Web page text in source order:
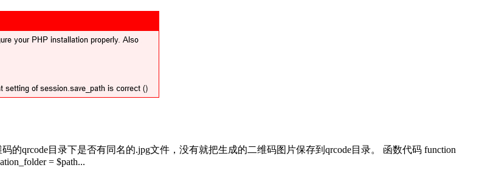
qrcode目录下是否有同名的.jpg文件，没有就把生成的二维码图片保存到qrcode目录。 函数代码 function
= $path...